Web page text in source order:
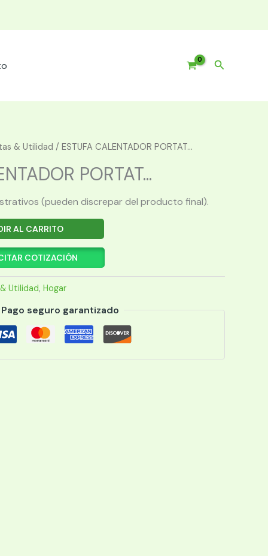
Buscar
& Utilidad / ESTUFA CALENTADOR PORTAT...
PORTAT...
(pueden discrepar del producto final).
AL CARRITO
COTIZACIÓN
Utilidad, Hogar
Pago seguro garantizado